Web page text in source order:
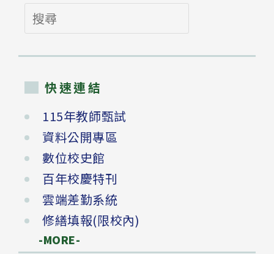
搜
尋
快速連結
115年教師甄試
資料公開專區
數位校史館
百年校慶特刊
雲端差勤系統
修繕填報(限校內)
-MORE-